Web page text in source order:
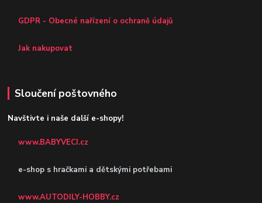
GDPR - Obecné nařízení o ochraně údajů
Jak nakupovat
Sloučení poštovného
Navštivte i naše další e-shopy!
www.BABYVECI.cz
e-shop s hračkami a dětskými potřebami
www.AUTODILY-HOBBY.cz